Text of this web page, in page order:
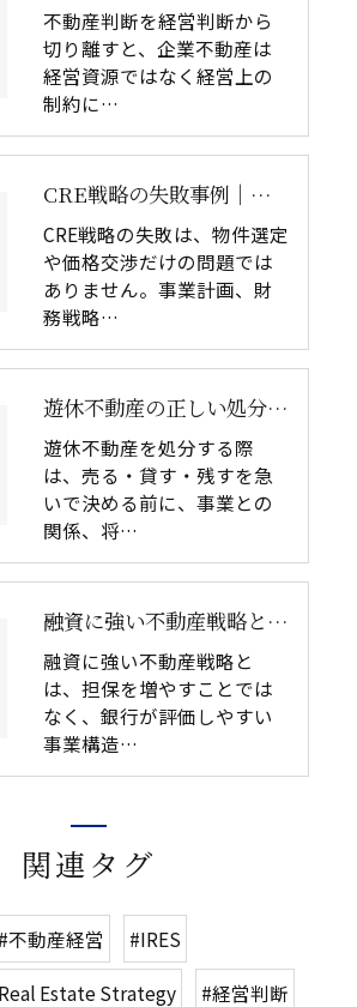
不動産判断を経営判断から
切り離すと、企業不動産は
経営資源ではなく経営上の
制約に…
CRE戦略の失敗事例｜経営目的と不動産判断が分断すると何が起きるか
CRE戦略の失敗は、物件選定
や価格交渉だけの問題では
ありません。事業計画、財
務戦略…
遊休不動産の正しい処分方法｜売る・貸す・残す前に整理すべき5つの判断軸
遊休不動産を処分する際
は、売る・貸す・残すを急
いで決める前に、事業との
関係、将…
融資に強い不動産戦略とは｜銀行が本当に評価する企業不動産の条件
融資に強い不動産戦略と
は、担保を増やすことでは
なく、銀行が評価しやすい
事業構造…
関連タグ
#不動産経営 #IRES
Estate Strategy #経営判断